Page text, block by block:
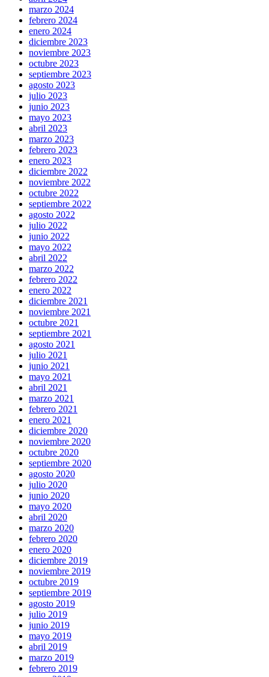
marzo 2024
febrero 2024
enero 2024
diciembre 2023
noviembre 2023
octubre 2023
septiembre 2023
agosto 2023
julio 2023
junio 2023
mayo 2023
abril 2023
marzo 2023
febrero 2023
enero 2023
diciembre 2022
noviembre 2022
octubre 2022
septiembre 2022
agosto 2022
julio 2022
junio 2022
mayo 2022
abril 2022
marzo 2022
febrero 2022
enero 2022
diciembre 2021
noviembre 2021
octubre 2021
septiembre 2021
agosto 2021
julio 2021
junio 2021
mayo 2021
abril 2021
marzo 2021
febrero 2021
enero 2021
diciembre 2020
noviembre 2020
octubre 2020
septiembre 2020
agosto 2020
julio 2020
junio 2020
mayo 2020
abril 2020
marzo 2020
febrero 2020
enero 2020
diciembre 2019
noviembre 2019
octubre 2019
septiembre 2019
agosto 2019
julio 2019
junio 2019
mayo 2019
abril 2019
marzo 2019
febrero 2019